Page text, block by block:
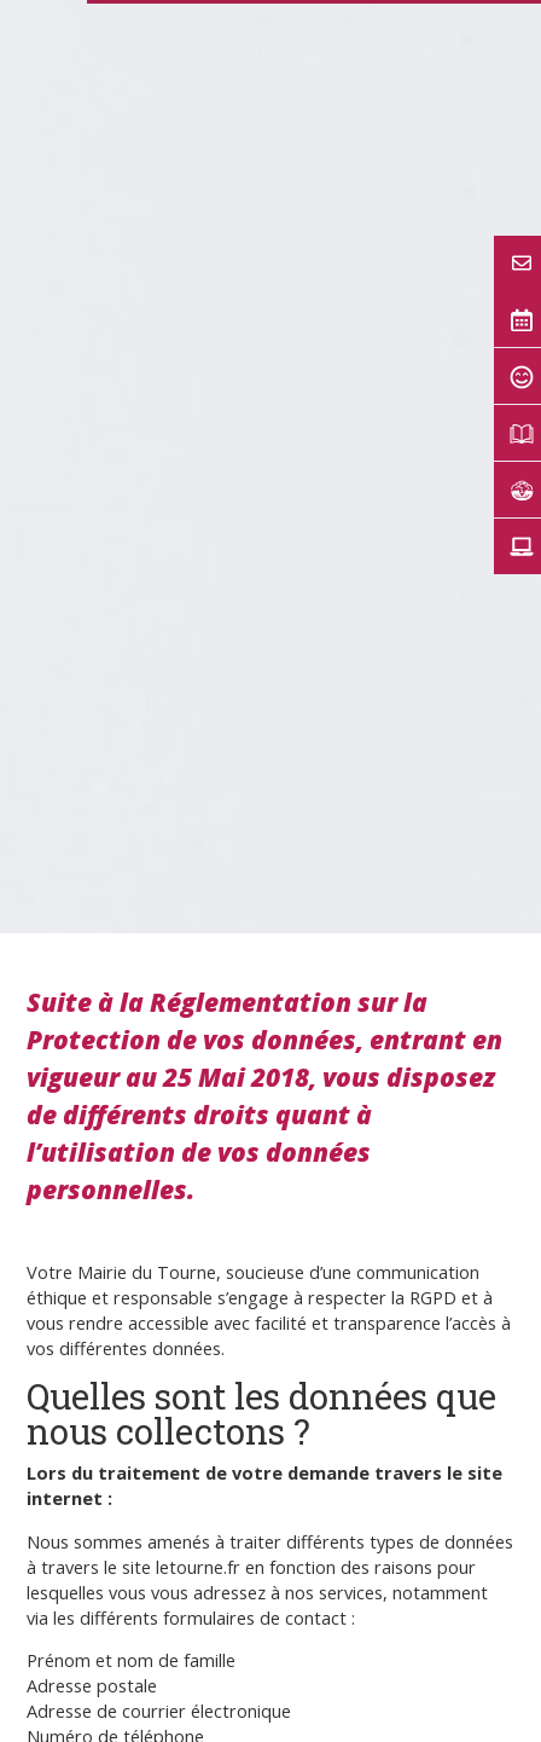
Suite à la Réglementation sur la
Protection de vos données, entrant en
vigueur au 25 Mai 2018, vous disposez
de différents droits quant à
l’utilisation de vos données
personnelles.
Votre Mairie du Tourne, soucieuse d’une communication
éthique et responsable s’engage à respecter la RGPD et à
vous rendre accessible avec facilité et transparence l’accès à
vos différentes données.
Quelles sont les données que
nous collectons ?
Lors du traitement de votre demande travers le site
internet :
Nous sommes amenés à traiter différents types de données
à travers le site letourne.fr en fonction des raisons pour
lesquelles vous vous adressez à nos services, notamment
via les différents formulaires de contact :
Prénom et nom de famille
Adresse postale
Adresse de courrier électronique
Numéro de téléphone